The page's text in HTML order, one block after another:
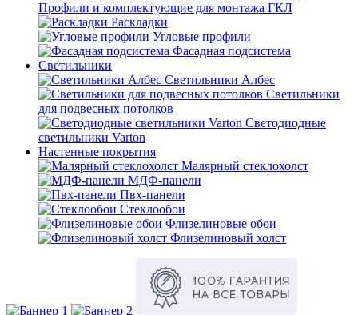
Профили и комплектующие для монтажа ГКЛ
Раскладки
Угловые профили
Фасадная подсистема
Светильники
Светильники Албес
Светильники
для подвесных потолков
Светодиодные
светильники Varton
Настенные покрытия
Малярный стеклохолст
МДФ-панели
Пвх-панели
Стеклообои
Флизелиновые обои
Флизелиновый холст